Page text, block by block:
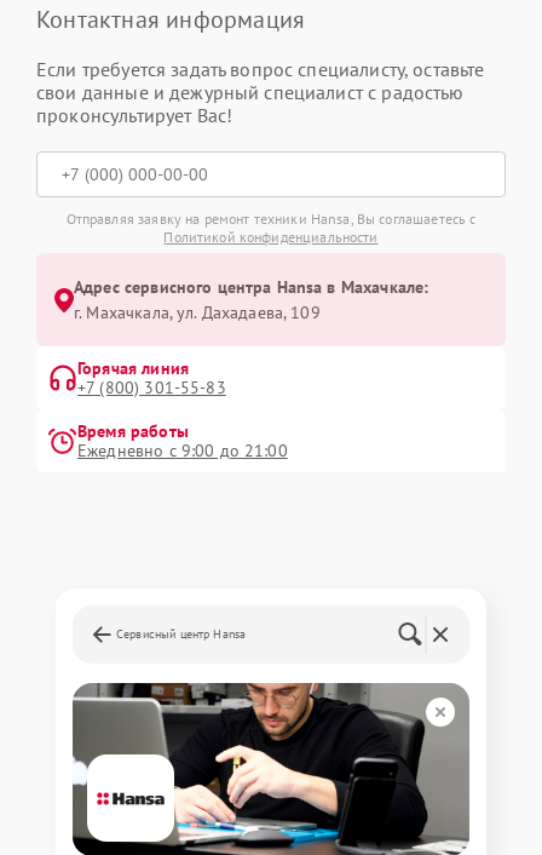
Контактная информация
Если требуется задать вопрос специалисту, оставьте
свои данные и дежурный специалист с радостью
проконсультирует Вас!
Отправляя заявку на ремонт техники Hansa, Вы соглашаетесь с
Политикой конфиденциальности
Адрес сервисного центра Hansa в Махачкале:
г. Махачкала, ул. Дахадаева, 109
Горячая линия
+7 (800) 301-55-83
Время работы
Ежедневно с 9:00 до 21:00
Сервисный центр Hansa